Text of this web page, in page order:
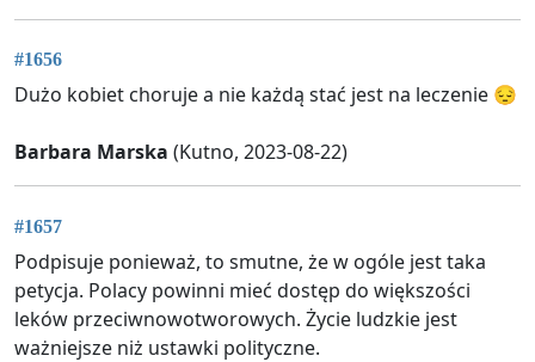
#1656
Dużo kobiet choruje a nie każdą stać jest na leczenie 😔
Barbara Marska (Kutno, 2023-08-22)
#1657
Podpisuje ponieważ, to smutne, że w ogóle jest taka
petycja. Polacy powinni mieć dostęp do większości
leków przeciwnowotworowych. Życie ludzkie jest
ważniejsze niż ustawki polityczne.